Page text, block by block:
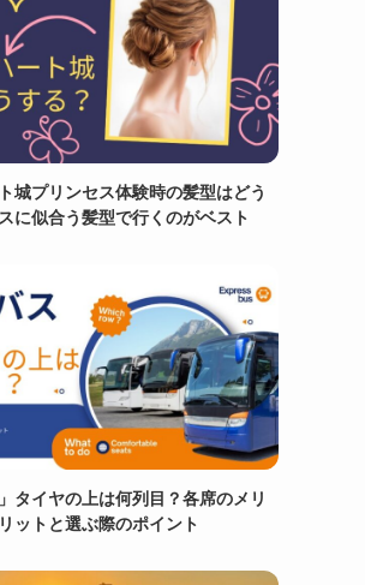
城プリンセス体験時の髪型はどう
に似合う髪型で行くのがベスト
タイヤの上は何列目？各席のメリ
ットと選ぶ際のポイント